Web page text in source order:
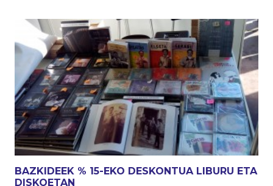
BAZKIDEEK % 15-EKO DESKONTUA LIBURU ETA
DISKOETAN